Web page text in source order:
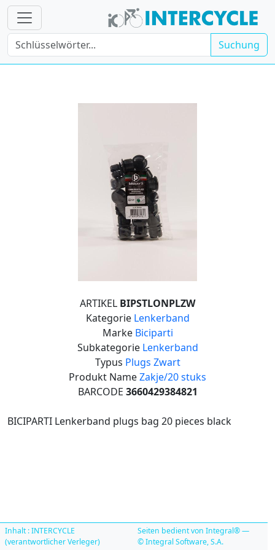
Suchung
ARTIKEL BIPSTLONPLZW
Kategorie Lenkerband
Marke Biciparti
Subkategorie Lenkerband
Typus Plugs Zwart
Produkt NameZakje/20 stuks
BARCODE 3660429384821
BICIPARTI Lenkerband plugs bag 20 pieces black
Inhalt : INTERCYCLE
(verantwortlicher Verleger)
Seiten bedient von Integral® —
© Integral Software, S.A.